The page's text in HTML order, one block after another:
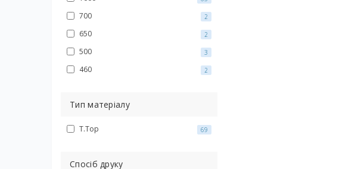
700 2
650 2
500 3
460 2
Тип матеріалу
T.Top 69
Спосіб друку